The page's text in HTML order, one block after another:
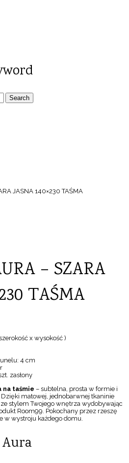
Search
JASNA 140×230 TAŚMA
– SZARA
TAŚMA
x wysokość )
4 cm
zasłony
na taśmie – subtelna, prosta w formie i
Dzięki matowej, jednobarwnej tkaninie
stylem Twojego wnętrza wydobywając
Room99. Pokochany przez rzeszę
w wystroju każdego domu.
Aura